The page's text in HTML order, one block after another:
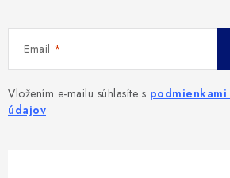
Email
Vložením e-mailu súhlasíte s podmienkami
údajov